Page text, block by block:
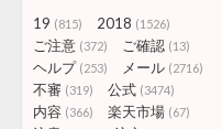
19 (815) 2018 (1526)
ご注意 (372) ご確認 (13)
ヘルプ (253) メール (2716)
不審 (319) 公式 (3474)
内容 (366) 楽天市場 (67)